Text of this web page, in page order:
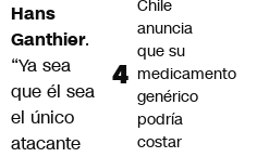
Hans
Ganthier.
“Ya sea
que él sea
el único
atacante
Chile
anuncia
que su
medicamento
genérico
podría
costar